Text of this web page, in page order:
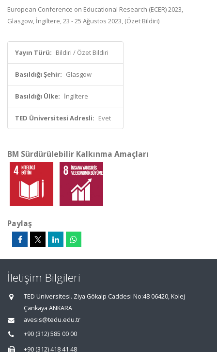
European Conference on Educational Research (ECER) 2023,
Glasgow, İngiltere, 23 - 25 Ağustos 2023, (Özet Bildiri)
Yayın Türü: Bildiri / Özet Bildiri
Basıldığı Şehir: Glasgow
Basıldığı Ülke: İngiltere
TED Üniversitesi Adresli: Evet
BM Sürdürülebilir Kalkınma Amaçları
Paylaş
İletişim Bilgileri
TED Üniversitesi. Ziya Gökalp Caddesi No:48 06420, Kolej
Çankaya ANKARA
avesis@tedu.edu.tr
+90 (312) 585 00 00
+90 (312) 418 41 48